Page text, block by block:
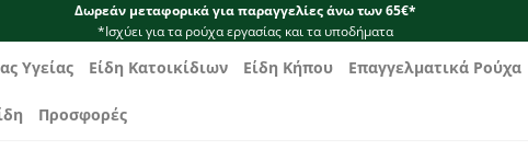
Δωρεάν μεταφορικά για παραγγελίες άνω των 65€*
*Ισχύει για τα ρούχα εργασίας και τα υποδήματα
Υγείας Είδη Κατοικίδιων Είδη Κήπου Επαγγελματικά Ρούχα
Προσφορές